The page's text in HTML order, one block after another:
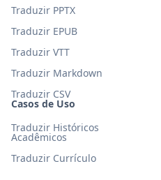
Casos de Uso
Traduzir Históricos
Acadêmicos
Traduzir Currículo
Traduzir PPTX
Traduzir EPUB
Traduzir VTT
Traduzir Markdown
Traduzir CSV